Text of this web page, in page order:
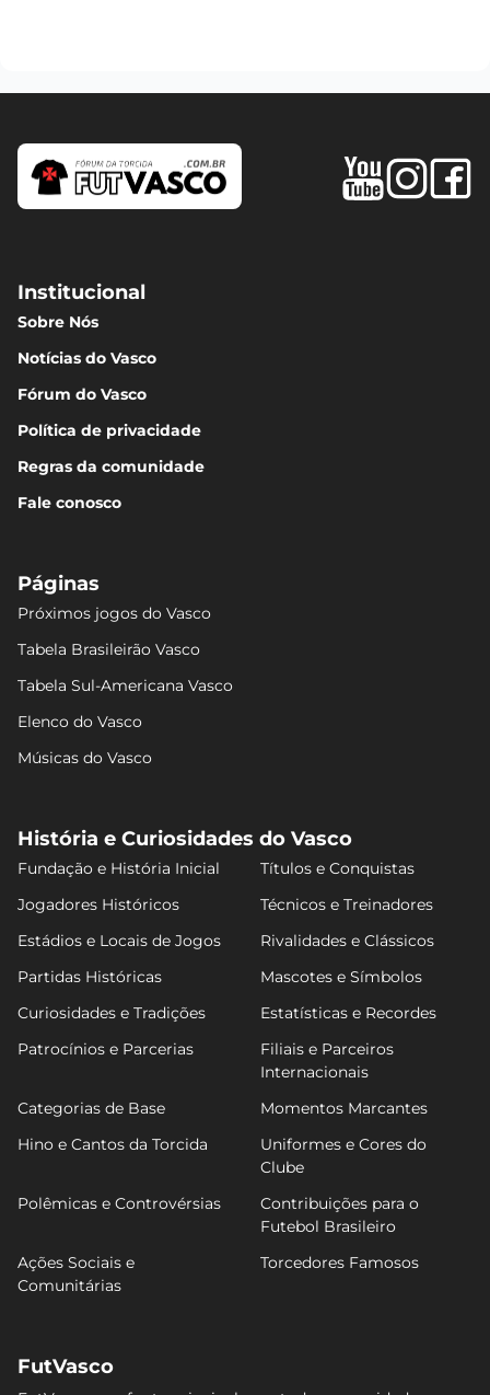
Institucional
Sobre Nós
Notícias do Vasco
Fórum do Vasco
Política de privacidade
Regras da comunidade
Fale conosco
Páginas
Próximos jogos do Vasco
Tabela Brasileirão Vasco
Tabela Sul-Americana Vasco
Elenco do Vasco
Músicas do Vasco
História e Curiosidades do Vasco
Fundação e História Inicial
Títulos e Conquistas
Jogadores Históricos
Técnicos e Treinadores
Estádios e Locais de Jogos
Rivalidades e Clássicos
Partidas Históricas
Mascotes e Símbolos
Curiosidades e Tradições
Estatísticas e Recordes
Patrocínios e Parcerias
Filiais e Parceiros
Internacionais
Categorias de Base
Momentos Marcantes
Hino e Cantos da Torcida
Uniformes e Cores do
Clube
Polêmicas e Controvérsias
Contribuições para o
Futebol Brasileiro
Ações Sociais e
Comunitárias
Torcedores Famosos
FutVasco